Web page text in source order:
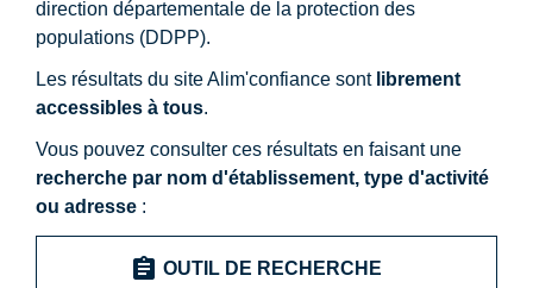
direction départementale de la protection des
populations (DDPP).
Les résultats du site Alim'confiance sont librement
accessibles à tous.
Vous pouvez consulter ces résultats en faisant une
recherche par nom d'établissement, type d'activité
ou adresse :
assignment OUTIL DE RECHERCHE